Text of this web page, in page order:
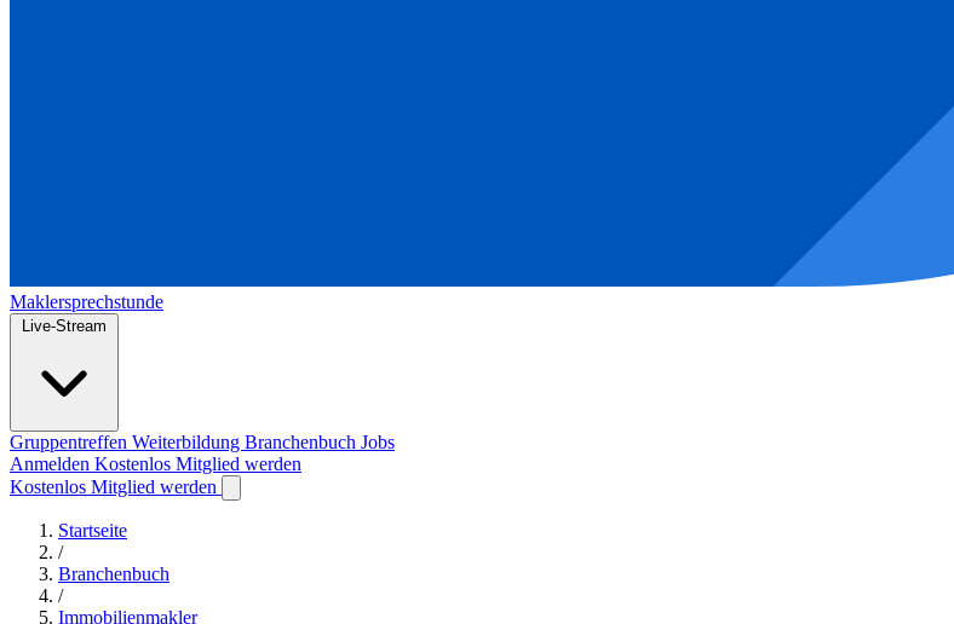
Maklersprechstunde
Live-Stream
Gruppentreffen Weiterbildung Branchenbuch Jobs
Anmelden Kostenlos Mitglied werden
Kostenlos Mitglied werden
Startseite
/
Branchenbuch
/
Immobilienmakler